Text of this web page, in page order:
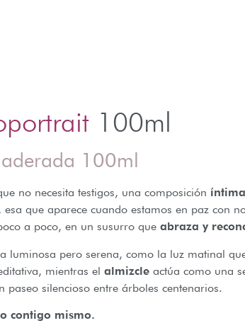
100ml
100ml
no necesita testigos, una composición
que aparece cuando estamos en paz con
a poco, en un susurro que abraza y
luminosa pero serena, como la luz matinal
mientras el almizcle actúa como una
silencioso entre árboles centenarios.
contigo mismo.